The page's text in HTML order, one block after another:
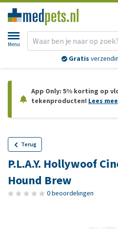
Menu
Gratis
App Only: 5% korting op
tekenproducten! Lees
Terug
P.L.A.Y. Hollywoof
Hound Brew
0 beoordelingen